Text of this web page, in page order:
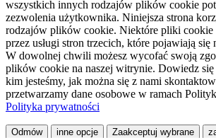
wszystkich innych rodzajów plików cookie
zezwolenia użytkownika. Niniejsza strona
rodzajów plików cookie. Niektóre pliki cookie
przez usługi stron trzecich, które pojawiają się
W dowolnej chwili możesz wycofać swoją
plików cookie na naszej witrynie. Dowiedz się
kim jesteśmy, jak można się z nami
przetwarzamy dane osobowe w ramach
Polityka prywatności
Odmów inne opcje Zaakceptuj wybrane